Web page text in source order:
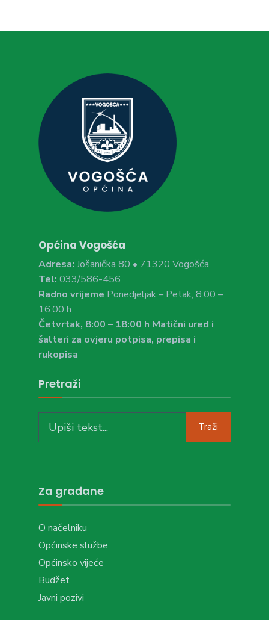
Općina Vogošća
Adresa: Jošanička 80 • 71320 Vogošća
Tel: 033/586-456
Radno vrijeme Ponedjeljak – Petak, 8:00 –
16:00 h
Četvrtak, 8:00 – 18:00 h Matični ured i
šalteri za ovjeru potpisa, prepisa i
rukopisa
Pretraži
for:
Traži
Za građane
O načelniku
Općinske službe
Općinsko vijeće
Budžet
Javni pozivi